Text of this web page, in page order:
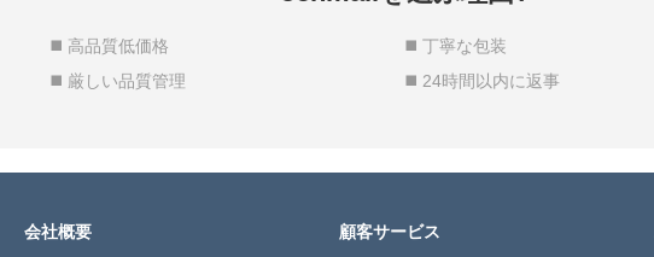
◼️ 高品質低価格
◼️ 丁寧な包装
◼️ 厳しい品質管理
◼️ 24時間以内に返事
会社概要 顧客サービス